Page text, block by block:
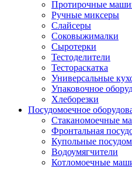
Протирочные
Ручные миксеры
Слайсеры
Соковыжималки
Сыротерки
Тестоделители
Тестораскатка
Универсальные
Упаковочное
Хлеборезки
Посудомоечное
Стаканомоечные
Фронтальная
Купольные
Водоумягчители
Котломоечные